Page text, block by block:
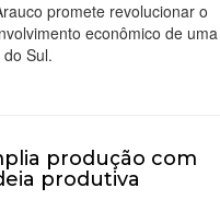
promete revolucionar o
econômico de uma
Sul.
produção com
produtiva